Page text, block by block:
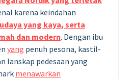
karena keindahan
yang kaya, serta
dan modern. Dengan ibu
yang penuh pesona, kastil-
lanskap pedesaan yang
menawarkan